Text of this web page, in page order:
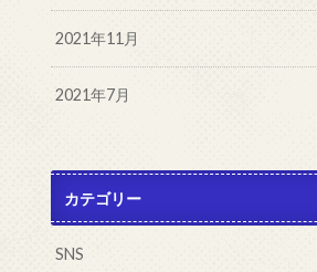
2021年11月
2021年7月
カテゴリー
SNS